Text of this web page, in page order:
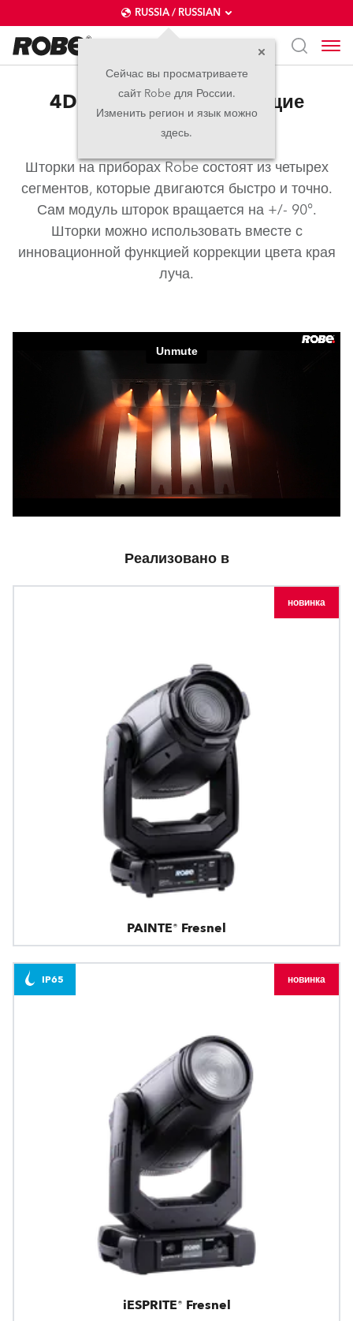
RUSSIA / RUSSIAN
Сейчас вы просматриваете
сайт Robe для России.
Изменить регион и язык можно
здесь.
4Door™ – Профилирующие
шторки
Шторки на приборах Robe состоят из четырех
сегментов, которые двигаются быстро и точно.
Сам модуль шторок вращается на +/- 90°.
Шторки можно использовать вместе с
инновационной функцией коррекции цвета края
луча.
Реализовано в
PAINTE® Fresnel
новинка
iESPRITE® Fresnel
IP65 новинка